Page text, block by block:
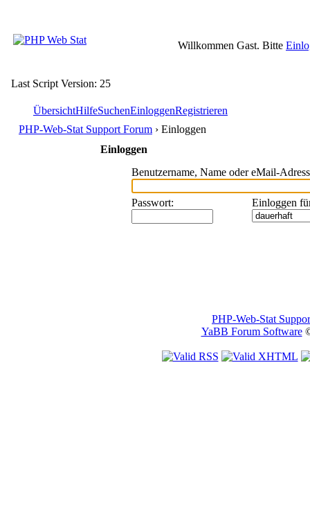
Willkommen Gast. Bitte
Last Script Version: 25
ÜbersichtHilfeSuchenEinloggenRegistrieren
PHP-Web-Stat Support Forum › Einloggen
Einloggen
Benutzername, Name oder eMail-
Passwort: Einloggen
PHP-Web-Stat
YaBB Forum Software©